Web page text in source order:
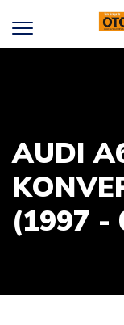
AUDI
(1997 -